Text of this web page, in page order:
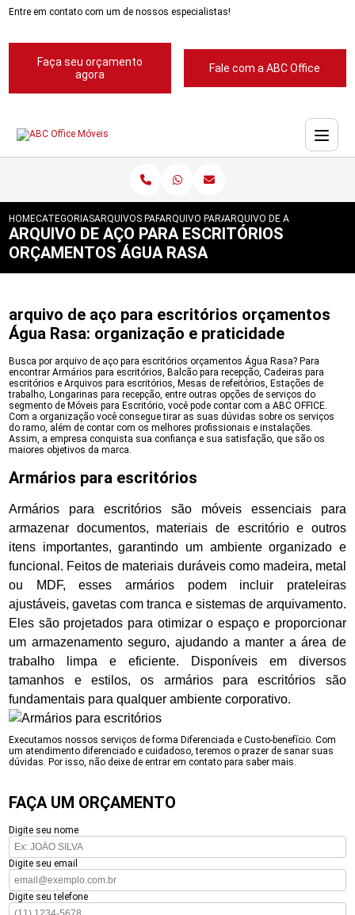
Entre em contato com um de nossos especialistas!
Faça seu orçamento
agora
Fale com a ABC Office
HOMECATEGORIASARQUIVOS PARA ESCRITORIOS
ARQUIVO PARA ESCRITORIOS PASTA
ARQUIVO DE ACO PARA
ARQUIVO DE AÇO PARA ESCRITÓRIOS
ORÇAMENTOS ÁGUA RASA
arquivo de aço para escritórios orçamentos
Água Rasa: organização e praticidade
Busca por arquivo de aço para escritórios orçamentos Água Rasa? Para
encontrar Armários para escritórios, Balcão para recepção, Cadeiras para
escritórios e Arquivos para escritórios, Mesas de refeitórios, Estações de
trabalho, Longarinas para recepção, entre outras opções de serviços do
segmento de Móveis para Escritório, você pode contar com a ABC OFFICE.
Com a organização você consegue tirar as suas dúvidas sobre os serviços
do ramo, além de contar com os melhores profissionais e instalações.
Assim, a empresa conquista sua confiança e sua satisfação, que são os
maiores objetivos da marca.
Armários para escritórios
Armários para escritórios são móveis essenciais para
armazenar documentos, materiais de escritório e outros
itens importantes, garantindo um ambiente organizado e
funcional. Feitos de materiais duráveis como madeira, metal
ou MDF, esses armários podem incluir prateleiras
ajustáveis, gavetas com tranca e sistemas de arquivamento.
Eles são projetados para otimizar o espaço e proporcionar
um armazenamento seguro, ajudando a manter a área de
trabalho limpa e eficiente. Disponíveis em diversos
tamanhos e estilos, os armários para escritórios são
fundamentais para qualquer ambiente corporativo.
Executamos nossos serviços de forma Diferenciada e Custo-benefício. Com
um atendimento diferenciado e cuidadoso, teremos o prazer de sanar suas
dúvidas. Por isso, não deixe de entrar em contato para saber mais.
FAÇA UM ORÇAMENTO
Digite seu nome
Digite seu email
Digite seu telefone